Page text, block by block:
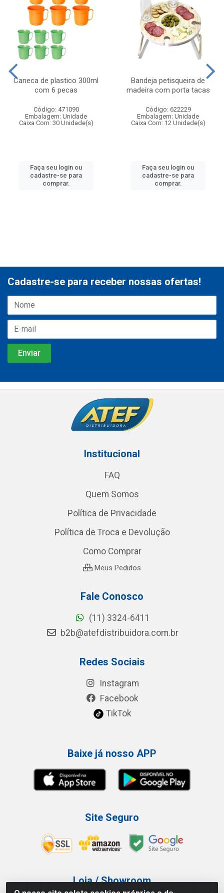
Caneca de plastico 300ml
com 6 pecas
Código: 471090
Embalagem: Unidade
Caixa Com: 30 Unidade(s)
Faça seu login ou
cadastre-se para
comprar.
Bandeja petisqueira de
madeira com porta tacas
Código: 622229
Embalagem: Unidade
Caixa Com: 12 Unidade(s)
Faça seu login ou
cadastre-se para
comprar.
Cadastre-se para receber nossas ofertas!
Institucional
FAQ
Quem Somos
Política de Privacidade
Política de Troca e Devolução
Como Comprar
Meus Pedidos
Fale Conosco
(11) 3324-6411
b2b@atefdistribuidora.com.br
Redes Sociais
Instagram
Facebook
TikTok
Baixe já nosso APP
Site Seguro
Loja / Showroom